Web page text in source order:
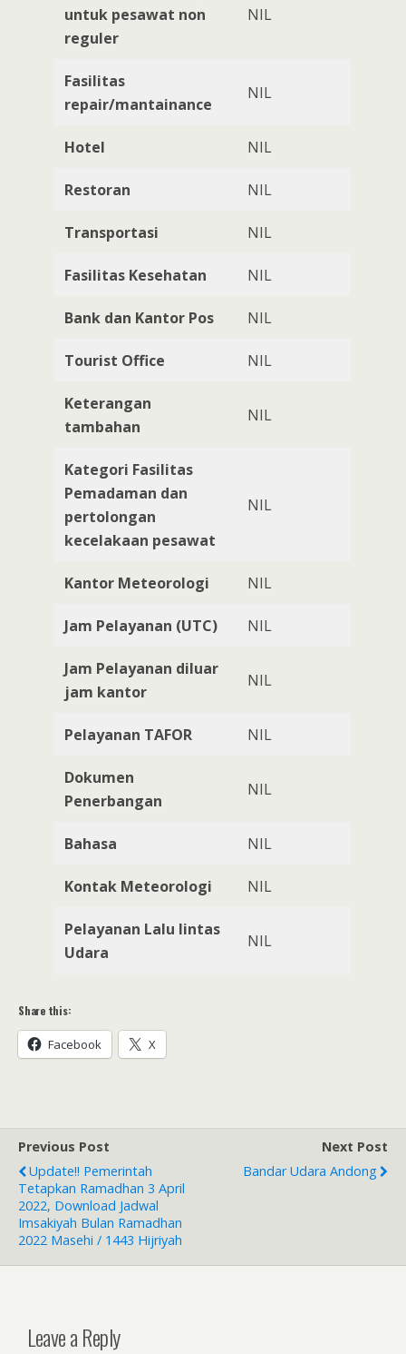
untuk pesawat non
reguler
NIL
Fasilitas
repair/mantainance
NIL
Hotel NIL
Restoran NIL
Transportasi NIL
Fasilitas Kesehatan NIL
Bank dan Kantor Pos NIL
Tourist Office NIL
Keterangan
tambahan
NIL
Kategori Fasilitas
Pemadaman dan
pertolongan
kecelakaan pesawat
NIL
Kantor Meteorologi NIL
Jam Pelayanan (UTC) NIL
Jam Pelayanan diluar
jam kantor
NIL
Pelayanan TAFOR NIL
Dokumen
Penerbangan
NIL
Bahasa NIL
Kontak Meteorologi NIL
Pelayanan Lalu lintas
Udara
NIL
Share this:
Facebook X
Previous Post
Update!! Pemerintah
Tetapkan Ramadhan 3 April
2022, Download Jadwal
Imsakiyah Bulan Ramadhan
2022 Masehi / 1443 Hijriyah
Next Post
Bandar Udara Andong
Leave a Reply